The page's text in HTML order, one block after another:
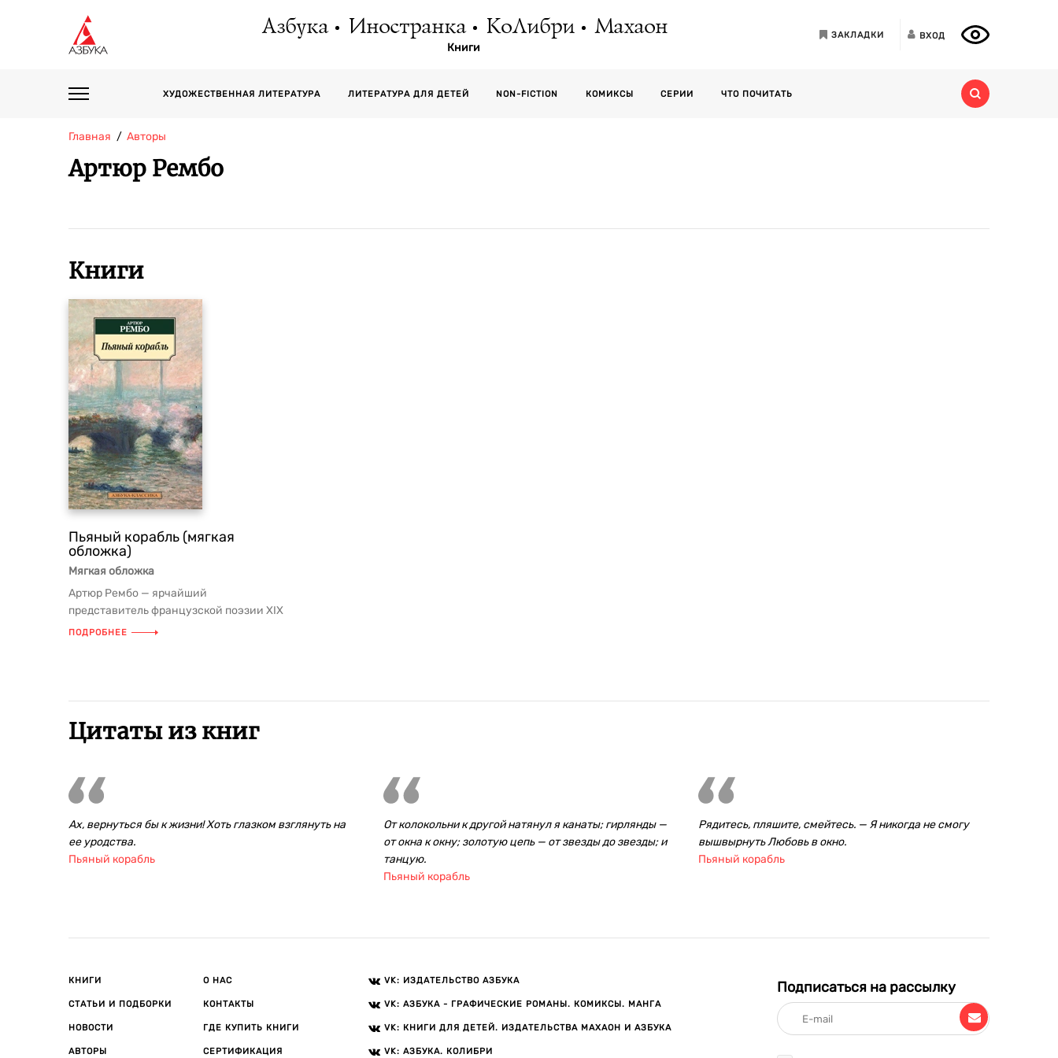
Азбука Иностранка КоЛибри Махаон
Книги
ЗАКЛАДКИ ВХОД
ХУДОЖЕСТВЕННАЯ ЛИТЕРАТУРА ЛИТЕРАТУРА ДЛЯ ДЕТЕЙ NON-FICTION КОМИКСЫ СЕРИИ ЧТО ПОЧИТАТЬ
Главная Авторы
Артюр Рембо
Книги
Пьяный корабль (мягкая
обложка)
Мягкая обложка
Артюр Рембо — ярчайший
представитель французской поэзии XIX
века. Юный вздорный мечтатель,
ПОДРОБНЕЕ
Цитаты из книг
Ах, вернуться бы к жизни! Хоть глазком взглянуть на
ее уродства.
Пьяный корабль
От колокольни к другой натянул я канаты; гирлянды —
от окна к окну; золотую цепь — от звезды до звезды; и
танцую.
Пьяный корабль
Рядитесь, пляшите, смейтесь. — Я никогда не смогу
вышвырнуть Любовь в окно.
Пьяный корабль
КНИГИ
СТАТЬИ И ПОДБОРКИ
НОВОСТИ
АВТОРЫ
О НАС
КОНТАКТЫ
ГДЕ КУПИТЬ КНИГИ
СЕРТИФИКАЦИЯ
VK: ИЗДАТЕЛЬСТВО АЗБУКА
VK: АЗБУКА - ГРАФИЧЕСКИЕ РОМАНЫ. КОМИКСЫ. МАНГА
VK: КНИГИ ДЛЯ ДЕТЕЙ. ИЗДАТЕЛЬСТВА МАХАОН И АЗБУКА
VK: АЗБУКА. КОЛИБРИ
Подписаться на рассылку